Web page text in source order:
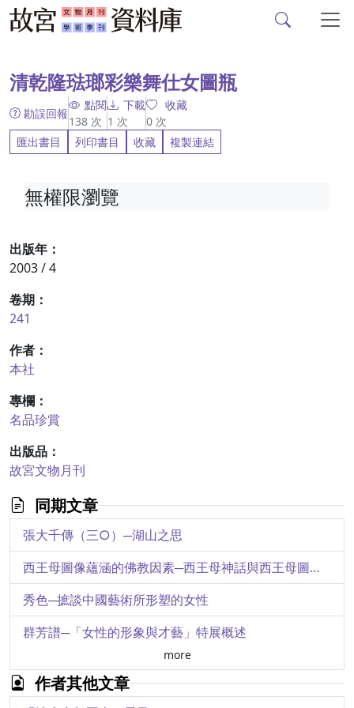
清乾隆琺瑯彩樂舞仕女圖瓶
勘誤回報
點閱
138 次
下載
1 次
收藏
0 次
匯出書目
列印書目 收藏 複製連結
出版年：
2003 / 4
卷期：
241
作者：
本社
專欄：
名品珍賞
出版品：
故宮文物月刊
同期文章
張大千傳（三○）─湖山之思
西王母圖像蘊涵的佛教因素─西王母神話與西王母圖像（九）
秀色─摭談中國藝術所形塑的女性
群芳譜─「女性的形象與才藝」特展概述
陳第〈東番記〉─十七世紀初臺灣西南地區的實地調查報告
more
作者其他文章
無權限瀏覽